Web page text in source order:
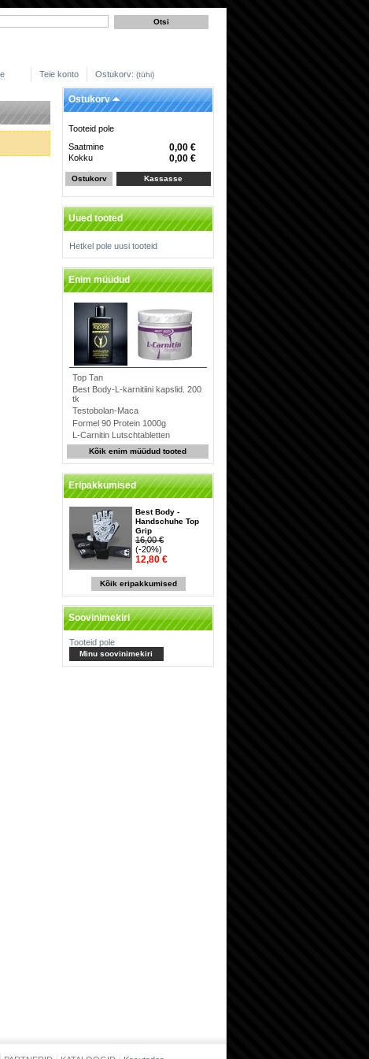
Ostukorv: (tühi)
Teie konto
Ostukorv
Tooteid pole
Saatmine
0,00 €
Kokku 0,00 €
Ostukorv Kassasse
Uued tooted
Hetkel pole uusi tooteid
Enim müüdud
Top Tan
Best Body-L-karnitiini kapslid. 200
tk
Testobolan-Maca
Formel 90 Protein 1000g
L-Carnitin Lutschtabletten
Kõik enim müüdud tooted
Eripakkumised
Best Body -
Handschuhe Top
Grip
16,00 €
(-20%)
12,80 €
Kõik eripakkumised
Soovinimekiri
Tooteid pole
Minu soovinimekiri